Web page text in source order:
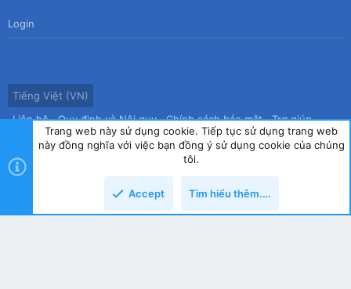
Login
Tiếng Việt (VN)
Liên hệ
Quy định và Nội quy Chính sách bảo mật
Trợ giúp
Trang chủ
R
copyright by Tin học Thế hệ mới
Trang web này sử dụng cookie. Tiếp tục sử dụng trang web
này đồng nghĩa với việc bạn đồng ý sử dụng cookie của chúng
tôi.
Accept Tìm hiểu thêm.…